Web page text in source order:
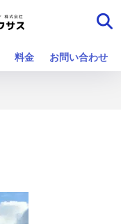
料金 お問い合わせ